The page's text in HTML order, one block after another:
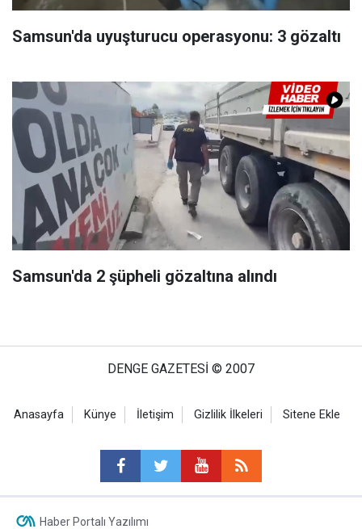
Samsun'da uyuşturucu operasyonu: 3 gözaltı
Samsun'da 2 şüpheli gözaltına alındı
DENGE GAZETESİ © 2007
Anasayfa Künye İletişim Gizlilik İlkeleri Sitene Ekle
Haber Portalı Yazılımı